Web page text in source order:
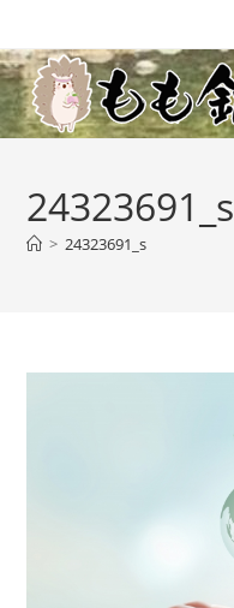
ン
テ
ン
ツ
24323691_s
> 24323691_s